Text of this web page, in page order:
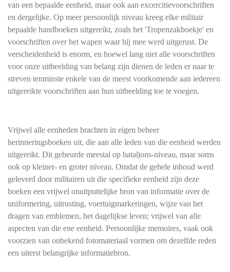
van een bepaalde eenheid, maar ook aan excercitievoorschriften
en dergelijke. Op meer persoonlijk niveau kreeg elke militair
bepaalde handboeken uitgereikt, zoals het 'Tropenzakboekje' en
voorschriften over het wapen waar hij mee werd uitgerust. De
verscheidenheid is enorm, en hoewel lang niet alle voorschriften
voor onze uitbeelding van belang zijn dienen de leden er naar te
streven tenminste enkele van de meest voorkomende aan iedereen
uitgereikte voorschriften aan hun uitbeelding toe te voegen.
Vrijwel alle eenheden brachten in eigen beheer
herinneringsboeken uit, die aan alle leden van die eenheid werden
uitgereikt. Dit gebeurde meestal op bataljons-niveau, maar soms
ook op kleiner- en groter niveau. Omdat de gehele inhoud werd
geleverd door militairen uit die specifieke eenheid zijn deze
boeken een vrijwel onuitputtelijke bron van informatie over de
uniformering, uitrusting, voertuigmarkeringen, wijze van het
dragen van emblemen, het dagelijkse leven; vrijwel van alle
aspecten van die ene eenheid. Persoonlijke memoires, vaak ook
voorzien van onbekend fotomateriaal vormen om dezelfde reden
een uiterst belangrijke informatiebron.